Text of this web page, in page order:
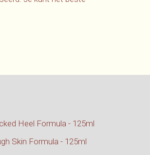
Heel Formula - 125ml
Skin Formula - 125ml